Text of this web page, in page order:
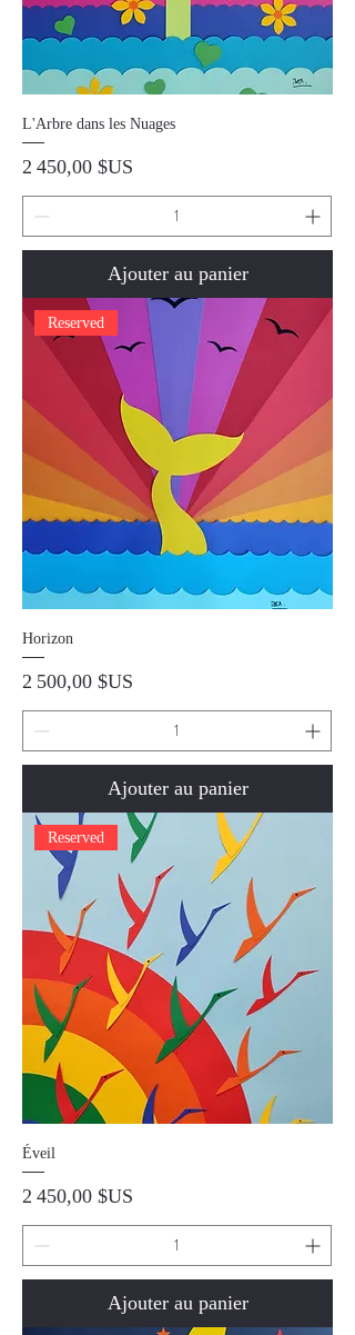
L'Arbre dans les Nuages
Prix
2 450,00 $US
Ajouter au panier
Reserved
Horizon
Prix
2 500,00 $US
Ajouter au panier
Reserved
Éveil
Prix
2 450,00 $US
Ajouter au panier